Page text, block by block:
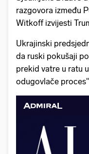
razgovora između
Witkoff izvijesti
Ukrajinski
da ruski pokušaji
prekid vatre u ratu
odugovlače